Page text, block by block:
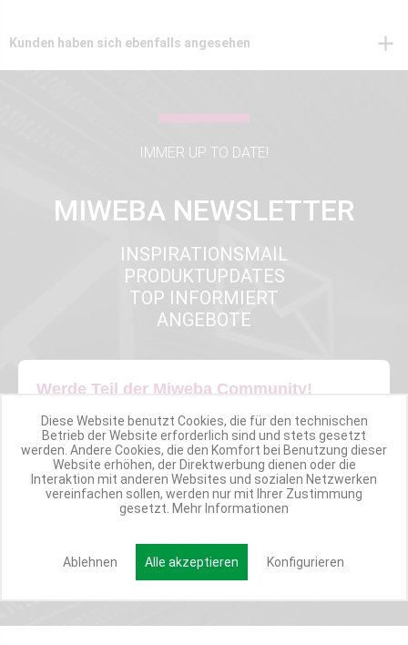
Kunden haben sich ebenfalls angesehen
IMMER UP TO DATE!
MIWEBA NEWSLETTER
INSPIRATIONSMAIL
PRODUKTUPDATES
TOP INFORMIERT
ANGEBOTE
Werde Teil der Miweba Community!
Verpasse nie wieder exklusive Newsletter-Rabatte und Aktionen
E-MAIL*
Diese Website benutzt Cookies, die für den technischen
Betrieb der Website erforderlich sind und stets gesetzt
werden. Andere Cookies, die den Komfort bei Benutzung dieser
Website erhöhen, der Direktwerbung dienen oder die
Interaktion mit anderen Websites und sozialen Netzwerken
vereinfachen sollen, werden nur mit Ihrer Zustimmung
gesetzt. Mehr Informationen
Ablehnen Alle akzeptieren Konfigurieren